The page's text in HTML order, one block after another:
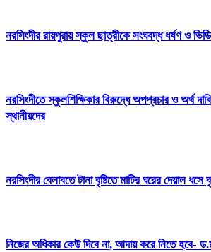
নরসিংদীর রায়পুরায় স্কুল ছাত্রীকে সংঘবদ্ধ ধর্ষণ ও
নরসিংদীতে স্কুলশিক্ষিকার বিরুদ্ধে অপপ্রচার ও অর্থ
স্থানীয়দের
নরসিংদীর বেলাবতে টানা বৃষ্টিতে মাটির ঘরের দেয়াল ধসে
নিজের অধিকার কেউ দিবে না, আদায় করে নিতে হবে-